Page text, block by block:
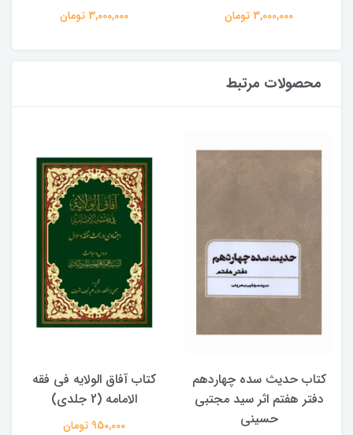
3,000,000 تومان 3,000,000 تومان
محصولات مرتبط
کتاب حدیث سده چهاردهم
دفتر هفتم اثر سید مجتبی
حسینی
کتاب آفاق الولایه فی فقه
الامامه (2 جلدی)
950,000 تومان